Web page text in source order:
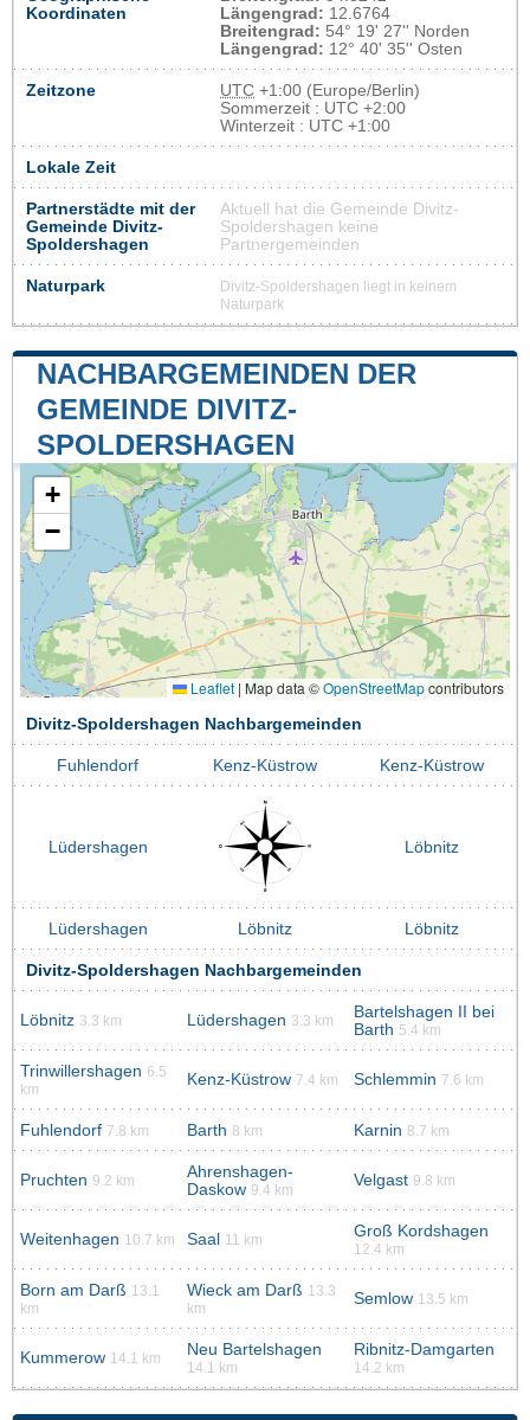
Koordinaten
Längengrad: 12.6764
Breitengrad: 54° 19' 27'' Norden
Längengrad: 12° 40' 35'' Osten
Zeitzone UTC +1:00 (Europe/Berlin)
Sommerzeit : UTC +2:00
Winterzeit : UTC +1:00
Lokale Zeit
Partnerstädte mit der
Gemeinde Divitz-
Spoldershagen
Aktuell hat die Gemeinde Divitz-
Spoldershagen keine
Partnergemeinden
Naturpark
Divitz-Spoldershagen liegt in keinem
Naturpark
NACHBARGEMEINDEN DER
GEMEINDE DIVITZ-
SPOLDERSHAGEN
+
−
Leaflet | Map data ©OpenStreetMapcontributors
Divitz-Spoldershagen Nachbargemeinden
Fuhlendorf Kenz-Küstrow Kenz-Küstrow
Lüdershagen Löbnitz
Lüdershagen Löbnitz Löbnitz
Divitz-Spoldershagen Nachbargemeinden
Löbnitz 3.3 km Lüdershagen 3.3 km
Bartelshagen II bei
Barth 5.4 km
Trinwillershagen 6.5
km
Kenz-Küstrow 7.4 km Schlemmin 7.6 km
Fuhlendorf 7.8 km Barth 8 km Karnin 8.7 km
Pruchten 9.2 km
Ahrenshagen-
Daskow 9.4 km
Velgast 9.8 km
Weitenhagen 10.7 km Saal 11 km Groß Kordshagen
12.4 km
Born am Darß 13.1
km
Wieck am Darß 13.3
km
Semlow 13.5 km
Kummerow 14.1 km Neu Bartelshagen
14.1 km
Ribnitz-Damgarten
14.2 km